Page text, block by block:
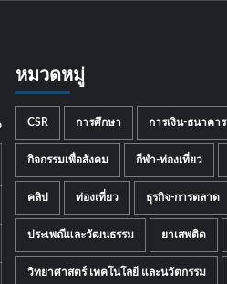
หมวดหมู่
CSR การศึกษา การเงิน-ธนาคาร
กิจกรรมเพื่อสังคม กีฬา-ท่องเที่ยว
คลิป ท่องเที่ยว ธุรกิจ-การตลาด
ประเพณีและวัฒนธรรม ยาเสพติด
วิทยาศาสตร์ เทคโนโลยี และนวัตกรรม